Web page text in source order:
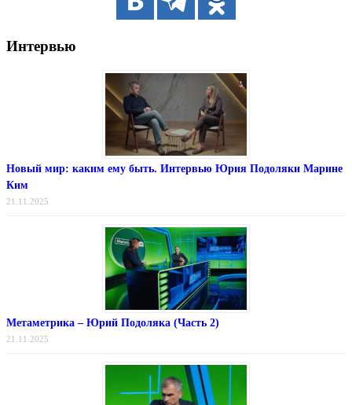
Интервью
Новый мир: каким ему быть. Интервью Юрия Подоляки Марине
Ким
21.11.2025
Метаметрика – Юрий Подоляка (Часть 2)
21.11.2025